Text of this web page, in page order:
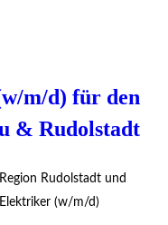
m/d) für den
& Rudolstadt
Rudolstadt und
(w/m/d)